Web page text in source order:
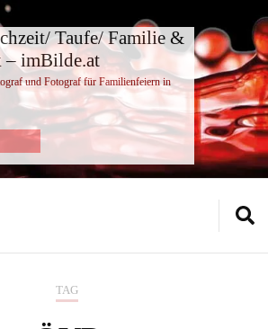
Taufe/ Familie &
– imBilde.at
und Fotograf für Familienfeiern in
TAG